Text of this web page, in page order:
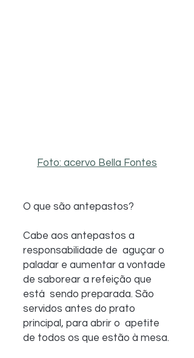
Foto: acervo Bella Fontes
O que são antepastos?
Cabe aos antepastos a
responsabilidade de  aguçar o
paladar e aumentar a vontade
de saborear a refeição que
está  sendo preparada. São
servidos antes do prato
principal, para abrir o  apetite
de todos os que estão à mesa.